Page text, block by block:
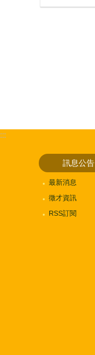
:::
訊息公告
最新消息
徵才資訊
RSS訂閱